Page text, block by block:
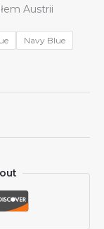
Austrii
Navy Blue